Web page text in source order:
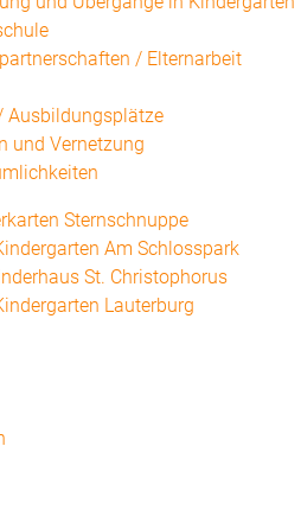
/ Elternarbeit
Ausbildungsplätze
und Vernetzung
Sternschnuppe
Am Schlosspark
St. Christophorus
Lauterburg